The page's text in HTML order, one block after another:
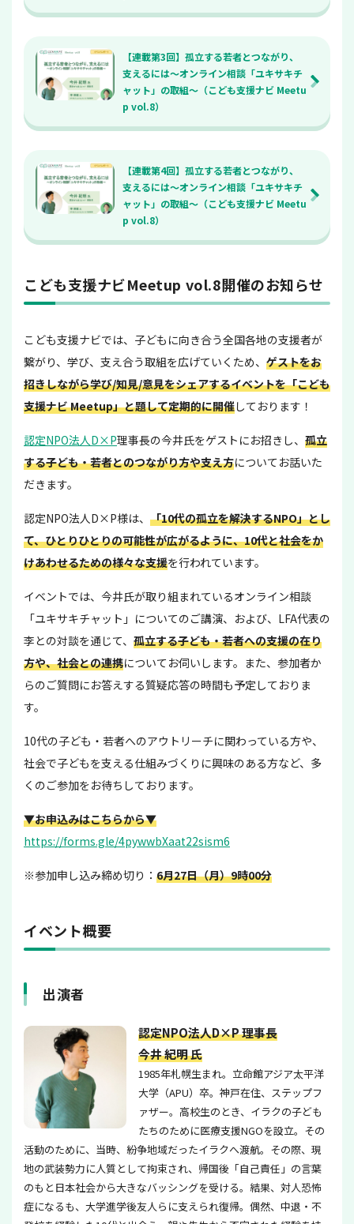
【連載第3回】孤立する若者とつながり、
支えるには～オンライン相談「ユキサキチ
ャット」の取組～（こども支援ナビ Meetu
p vol.8）
【連載第4回】孤立する若者とつながり、
支えるには～オンライン相談「ユキサキチ
ャット」の取組～（こども支援ナビ Meetu
p vol.8）
こども支援ナビMeetup vol.8開催のお知らせ
こども支援ナビでは、子どもに向き合う全国各地の支援者が
繋がり、学び、支え合う取組を広げていくため、 ゲストをお
招きしながら学び/知見/意見をシェアするイベントを「こども
支援ナビ Meetup」と題して定期的に開催しております！
認定NPO法人D×P理事長の今井氏をゲストにお招きし、 孤立
する子ども・若者とのつながり方や支え方についてお話いた
だきます。
認定NPO法人D×P様は、 「10代の孤立を解決するNPO」とし
て、ひとりひとりの可能性が広がるように、10代と社会をか
けあわせるための様々な支援を行われています。
イベントでは、今井氏が取り組まれているオンライン相談
「ユキサキチャット」についてのご講演、および、LFA代表の
李との対談を通じて、 孤立する子ども・若者への支援の在り
方や、社会との連携についてお伺いします。 また、参加者か
らのご質問にお答えする質疑応答の時間も予定しておりま
す。
10代の子ども・若者へのアウトリーチに関わっている方や、
社会で子どもを支える仕組みづくりに興味のある方など、多
くのご参加をお待ちしております。
▼お申込みはこちらから▼
https://forms.gle/4pywwbXaat22sism6
※参加申し込み締め切り： 6月27日（月）9時00分
イベント概要
出演者
認定NPO法人D×P 理事長
今井 紀明 氏
1985年札幌生まれ。立命館アジア太平洋
大学（APU）卒。神戸在住、ステップフ
ァザー。高校生のとき、イラクの子ども
たちのために医療支援NGOを設立。その
活動のために、当時、紛争地域だったイラクへ渡航。その際、現
地の武装勢力に人質として拘束され、帰国後「自己責任」の言葉
のもと日本社会から大きなバッシングを受ける。結果、対人恐怖
症になるも、大学進学後友人らに支えられ復帰。偶然、中退・不